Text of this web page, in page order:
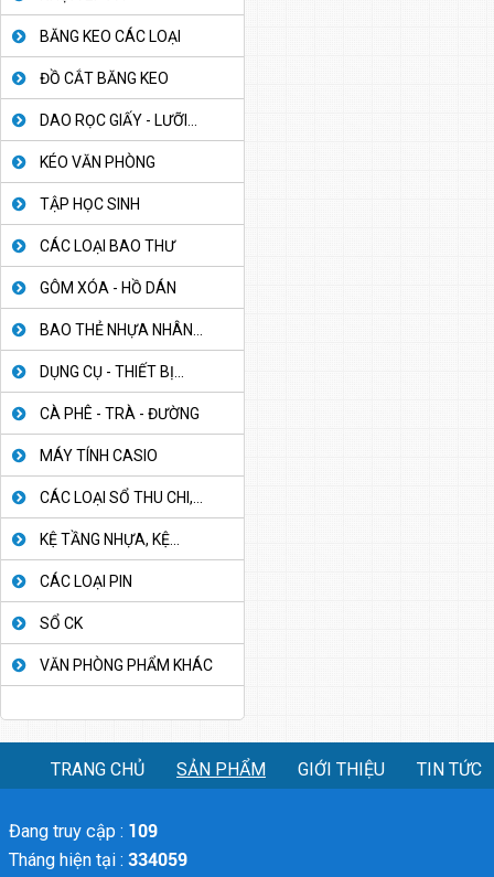
BĂNG KEO CÁC LOẠI
ĐỒ CẮT BĂNG KEO
DAO RỌC GIẤY - LƯỠI...
KÉO VĂN PHÒNG
TẬP HỌC SINH
CÁC LOẠI BAO THƯ
GÔM XÓA - HỒ DÁN
BAO THẺ NHỰA NHÂN...
DỤNG CỤ - THIẾT BỊ...
CÀ PHÊ - TRÀ - ĐƯỜNG
MÁY TÍNH CASIO
CÁC LOẠI SỔ THU CHI,...
KỆ TẦNG NHỰA, KỆ...
CÁC LOẠI PIN
SỔ CK
VĂN PHÒNG PHẨM KHÁC
TRANG CHỦ SẢN PHẨM GIỚI THIỆU TIN TỨC
Đang truy cập : 109
Tháng hiện tại : 334059